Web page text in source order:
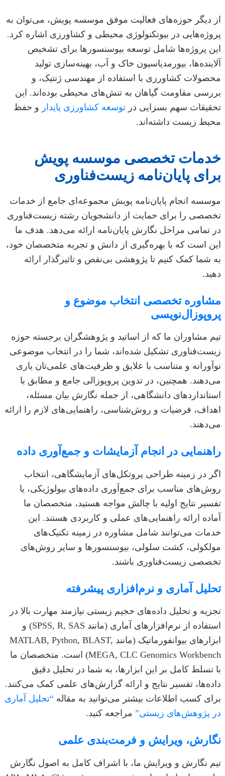
از دیگر حوزه‌های فعالیت موفق موسسه پویش، می‌توان به
پروژه‌هایی در بیوتکنولوژی محیطی و کشاورزی اشاره کرد.
این پروژه‌ها شامل توسعه بیوسنسورها برای تشخیص
آلاینده‌ها، بیورمدیاسیون خاک و آب، بهینه‌سازی تولید
محصولات کشاورزی با استفاده از مهندسی ژنتیک، و
بررسی مقاومت گیاهان به تنش‌های محیطی بوده‌اند. این
تحقیقات سهم بسزایی در توسعه کشاورزی پایدار و حفظ
محیط زیست داشته‌اند.
خدمات تخصصی موسسه پویش
برای پایان‌نامه زیست‌فناوری
موسسه انجام پایان‌نامه پویش مجموعه‌ای جامع از خدمات
تخصصی را برای حمایت از دانشجویان رشته زیست‌فناوری
در تمامی مراحل نگارش پایان‌نامه ارائه می‌دهد. هدف ما
این است که با بهره‌گیری از دانش و تجربه متخصصان خود،
به شما کمک کنیم تا پژوهشی بی‌نقص و تاثیرگذار ارائه
دهید.
مشاوره تخصصی انتخاب موضوع و
پروپوزال‌نویسی
تیم مشاوران ما که از اساتید و پژوهشگران برجسته حوزه
زیست‌فناوری تشکیل شده‌اند، شما را در انتخاب موضوعی
نوآورانه و متناسب با علایق و ظرفیت‌های علمی‌تان یاری
می‌دهند. همچنین، در تدوین پروپوزالی جامع و مطابق با
استانداردهای دانشگاهی، از جمله نگارش بیان مسئله،
اهداف، فرضیات و روش‌شناسی، راهنمایی‌های لازم را ارائه
می‌دهند.
راهنمایی در انجام آزمایشات و جمع‌آوری داده
اگر در زمینه طراحی پروتکل‌های آزمایشگاهی، انتخاب
روش‌های مناسب برای جمع‌آوری داده‌های بیولوژیکی، یا
تفسیر نتایج اولیه با چالش مواجه هستید، متخصصان ما
آماده ارائه راهنمایی‌های عملی و کاربردی هستند. این
خدمات می‌توانند شامل مشاوره در زمینه تکنیک‌های
مولکولی، کشت سلولی، بیوسنسورها و سایر روش‌های
تخصصی زیست‌فناوری باشند.
تحلیل آماری و نرم‌افزاری پیشرفته
تجزیه و تحلیل داده‌های حجیم زیستی نیازمند مهارت بالا در
استفاده از نرم‌افزارهای آماری (مانند SPSS, R, SAS) و
ابزارهای بیوانفورماتیک (مانند MATLAB, Python, BLAST,
MEGA, CLC Genomics Workbench) است. متخصصان ما
با تسلط کامل بر این ابزارها، به شما در تحلیل دقیق
داده‌ها، تفسیر نتایج و ارائه گزارش‌های علمی کمک می‌کنند.
برای کسب اطلاعات بیشتر می‌توانید به مقاله “تحلیل آماری
در پژوهش‌های زیستی” مراجعه کنید.
نگارش، ویرایش و فرمت‌بندی علمی
تیم نگارش و ویرایش ما، با اشراف کامل به اصول نگارش